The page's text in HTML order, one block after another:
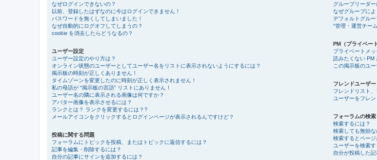
なぜログインできないの？
以前、登録したはずなのに今はログインできません！
パスワードを無くしてしまいました！
なぜ自動的にログオフしてしまうの？
cookie を消去したらどうなるの？
ユーザー設定
ユーザー設定のやり方は？
オンライン状態のユーザーとしてユーザー名をリストに表示されないようにするには？
掲示板の時刻が正しくありません！
タイムゾーンを変更したのに時刻が正しく表示されません！
私の母語が “掲示板の言語” リストにありません！
ユーザー名の隣に表示される画像は何ですか？
アバター画像を表示させるには？
ランクとは？ ランクを変更するには？?
メールアイコンをクリックするとログインページが表示されるんですけど？
投稿に関する問題
フォーラムにトピックを投稿、またはトピックに返信するには？
記事を編集・削除するには？
自分の記事にサインを追加するには？
グループリーダー
なぜグループに
デフォルトグルー
“管理・運営チー
PM（プライベー
プライベートメ
読みたくない PM
この掲示板のユ
フレンドユーザ
フレンドリスト
ユーザーをフレ
フォーラムの検索
検索するには？
検索しても無効な
検索するとペー
ユーザーを検索す
自分が投稿した